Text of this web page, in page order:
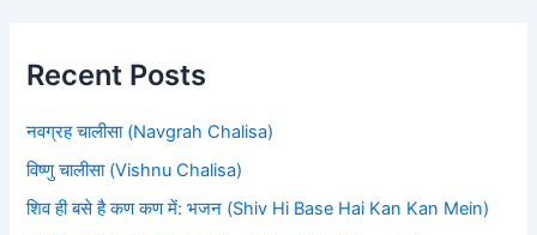
Recent Posts
नवग्रह चालीसा (Navgrah Chalisa)
विष्णु चालीसा (Vishnu Chalisa)
शिव ही बसे है कण कण में: भजन (Shiv Hi Base Hai Kan Kan Mein)